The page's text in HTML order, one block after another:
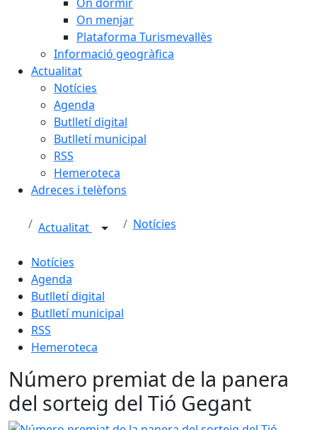
On menjar
Plataforma Turismevallès
Informació geogràfica
Actualitat
Notícies
Agenda
Butlletí digital
Butlletí municipal
RSS
Hemeroteca
Adreces i telèfons
Actualitat Notícies
Notícies
Agenda
Butlletí digital
Butlletí municipal
RSS
Hemeroteca
Número premiat de la panera
del sorteig del Tió Gegant